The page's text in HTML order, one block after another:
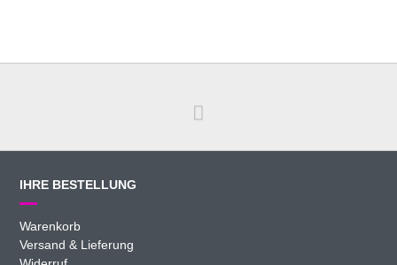
IHRE BESTELLUNG
Warenkorb
Versand & Lieferung